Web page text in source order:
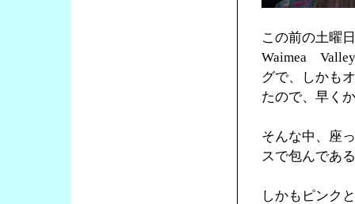
この前の土曜
Waimea
グで、しかも
たので、早く
そんな中、座
スで包んであ
しかもピンク